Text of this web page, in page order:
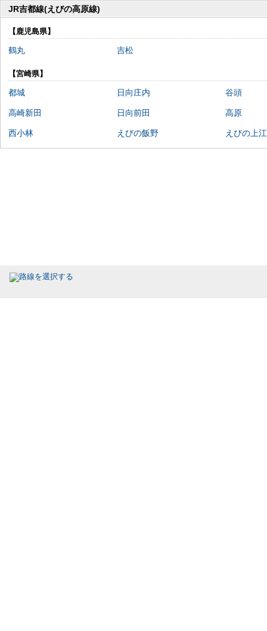
JR吉都線(えびの高原線)
【鹿児島県】
鶴丸 吉松
【宮崎県】
都城 日向庄内 谷頭
高崎新田 日向前田 高原
西小林 えびの飯野 えびの上江